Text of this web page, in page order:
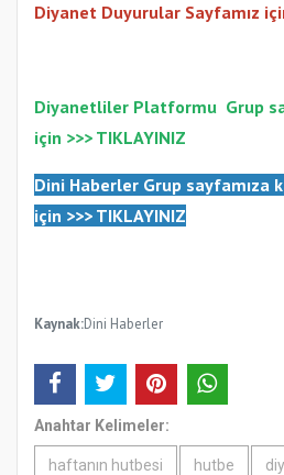
Diyanet Duyurular Sayfamız
Diyanetliler Platformu Grup
için >>> TIKLAYINIZ
Dini Haberler Grup sayfamıza
için >>> TIKLAYINIZ
Kaynak:Dini Haberler
Anahtar Kelimeler:
haftanın hutbesi hutbe